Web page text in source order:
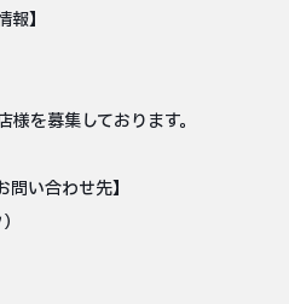
】
を募集しております。
問い合わせ先】